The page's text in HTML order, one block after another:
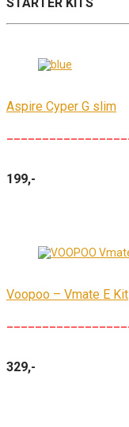
STARTER KITS
Aspire Cyper G slim
199,-
Voopoo – Vmate E Kit
329,-